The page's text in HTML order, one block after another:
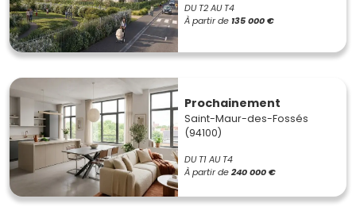
DU T2 AU T4
À partir de 135 000 €
Prochainement
Saint-Maur-des-Fossés
(94100)
DU T1 AU T4
À partir de240 000 €